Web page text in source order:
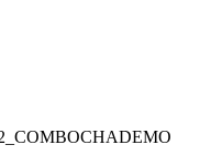
CHADEMO